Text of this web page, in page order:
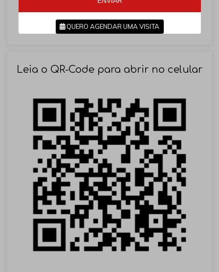
QUERO AGENDAR UMA VISITA
Leia o QR-Code para abrir no celular